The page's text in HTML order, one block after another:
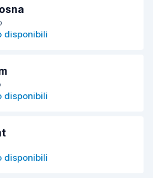
disponibili
disponibili
disponibili